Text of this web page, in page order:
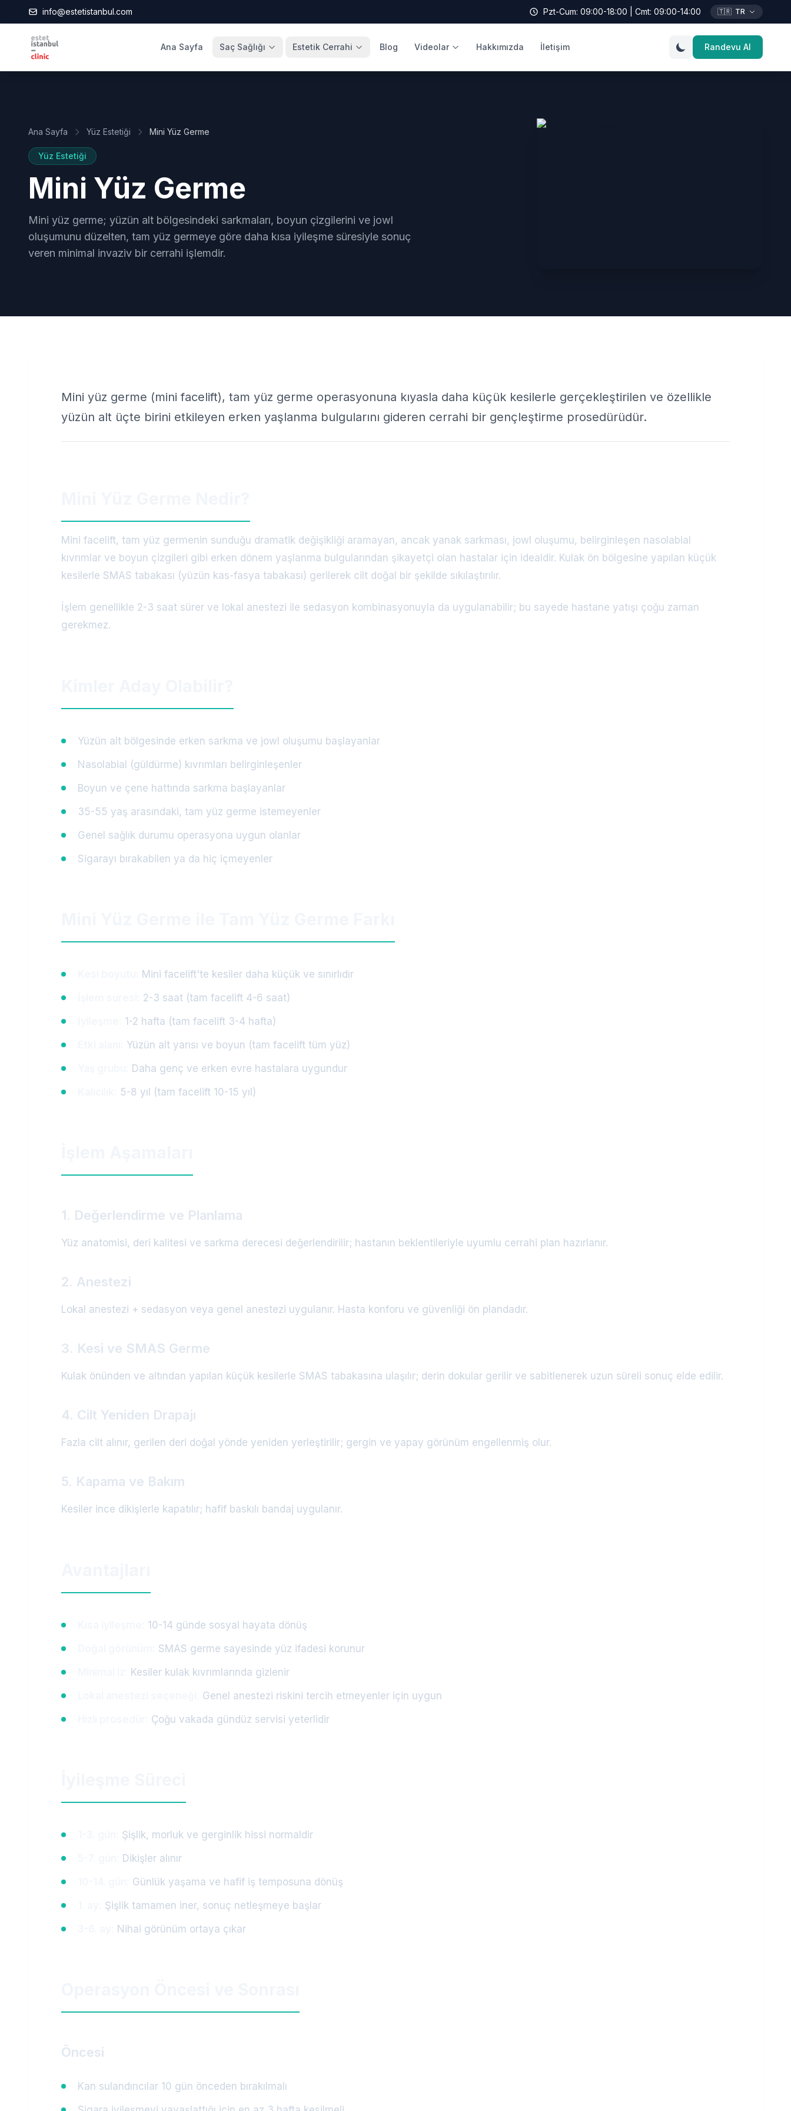
info@estetistanbul.com Pzt-Cum: 09:00-18:00 | Cmt: 09:00-14:00 🇹🇷 TR
Ana Sayfa Saç Sağlığı Estetik Cerrahi Blog Videolar Hakkımızda İletişim Randevu Al
Ana Sayfa Yüz Estetiği Mini Yüz Germe
Yüz Estetiği
Mini Yüz Germe
Mini yüz germe; yüzün alt bölgesindeki sarkmaları, boyun çizgilerini ve jowl
oluşumunu düzelten, tam yüz germeye göre daha kısa iyileşme süresiyle sonuç
veren minimal invaziv bir cerrahi işlemdir.
Mini yüz germe (mini facelift), tam yüz germe operasyonuna kıyasla daha küçük kesilerle gerçekleştirilen ve özellikle
yüzün alt üçte birini etkileyen erken yaşlanma bulgularını gideren cerrahi bir gençleştirme prosedürüdür.
Mini facelift, tam yüz germenin sunduğu dramatik değişikliği aramayan, ancak yanak sarkması, jowl oluşumu, belirginleşen nasolabial
kıvrımlar ve boyun çizgileri gibi erken dönem yaşlanma bulgularından şikayetçi olan hastalar için idealdir. Kulak ön bölgesine yapılan küçük
kesilerle SMAS tabakası (yüzün kas-fasya tabakası) gerilerek cilt doğal bir şekilde sıkılaştırılır.
İşlem genellikle 2-3 saat sürer ve lokal anestezi ile sedasyon kombinasyonuyla da uygulanabilir; bu sayede hastane yatışı çoğu zaman
gerekmez.
Yüzün alt bölgesinde erken sarkma ve jowl oluşumu başlayanlar
Nasolabial (güldürme) kıvrımları belirginleşenler
Boyun ve çene hattında sarkma başlayanlar
35-55 yaş arasındaki, tam yüz germe istemeyenler
Genel sağlık durumu operasyona uygun olanlar
Sigarayı bırakabilen ya da hiç içmeyenler
Mini facelift'te kesiler daha küçük ve sınırlıdır
2-3 saat (tam facelift 4-6 saat)
1-2 hafta (tam facelift 3-4 hafta)
Yüzün alt yarısı ve boyun (tam facelift tüm yüz)
Daha genç ve erken evre hastalara uygundur
5-8 yıl (tam facelift 10-15 yıl)
1. Değerlendirme ve Planlama
Yüz anatomisi, deri kalitesi ve sarkma derecesi değerlendirilir; hastanın beklentileriyle uyumlu cerrahi plan hazırlanır.
2. Anestezi
Lokal anestezi + sedasyon veya genel anestezi uygulanır. Hasta konforu ve güvenliği ön plandadır.
3. Kesi ve SMAS Germe
Kulak önünden ve altından yapılan küçük kesilerle SMAS tabakasına ulaşılır; derin dokular gerilir ve sabitlenerek uzun süreli sonuç elde edilir.
4. Cilt Yeniden Drapajı
Fazla cilt alınır, gerilen deri doğal yönde yeniden yerleştirilir; gergin ve yapay görünüm engellenmiş olur.
5. Kapama ve Bakım
Kesiler ince dikişlerle kapatılır; hafif baskılı bandaj uygulanır.
10-14 günde sosyal hayata dönüş
SMAS germe sayesinde yüz ifadesi korunur
Kesiler kulak kıvrımlarında gizlenir
Genel anestezi riskini tercih etmeyenler için uygun
Çoğu vakada gündüz servisi yeterlidir
Şişlik, morluk ve gerginlik hissi normaldir
Dikişler alınır
Günlük yaşama ve hafif iş temposuna dönüş
Şişlik tamamen iner, sonuç netleşmeye başlar
Nihai görünüm ortaya çıkar
Öncesi
Kan sulandırıcılar 10 gün önceden bırakılmalı